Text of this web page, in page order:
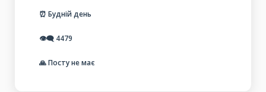
⏰ Будній день
👁️‍🗨️ 4479
🙏 Посту не має